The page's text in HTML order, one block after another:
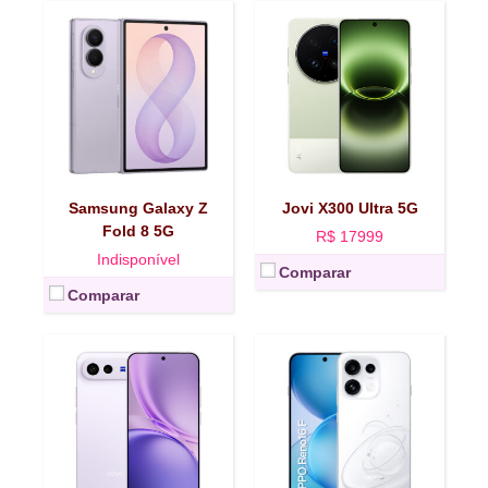
Samsung Galaxy Z
Fold 8 5G
Indisponível
Comparar
Jovi X300 Ultra 5G
R$ 17999
Comparar
Tela:AMOLED 6,31" FHD+, 120 Hz
Plataforma:
Snapdragon 8 Gen 5 5G
RAM/Armazenamento:
Dimensões e peso:
Bateria: 6.500 mAh
Selfie:50 MP
Tela:AMOLED 6,57" FHD+, 120 Hz
Plataforma:Dimensity 7300-Energy 5G
RAM/Armazenamento:
Dimensões e peso:
Bateria:
7.000 mAh
Selfie: 50 MP
Ver mais →
Tela:AMOLED 6,32" FHD+, 120 Hz
Plataforma:Snapdragon 7 Gen 4 5G
RAM/Armazenamento:
Dimensões e peso:
Tela:
AMOLED 6,77" FHD+, 120 Hz
Plataforma:Dimensity 7360 Turbo 5G
RAM/Armazenamento:
Dimensões e peso:
Bateria:6.500 mAh